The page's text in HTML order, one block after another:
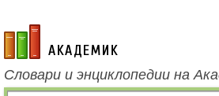
academic.ru
Словари и энциклопедии на